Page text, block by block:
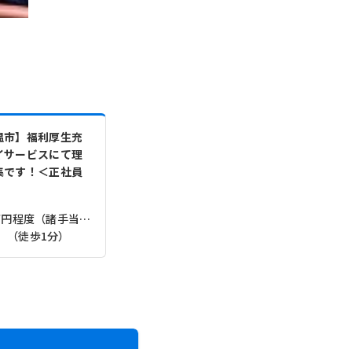
】福利厚生充
ービスにて理
す！＜正社員
【月収】20.0万円 ～ 26.0万円程度（諸手当込）
徒歩1分）